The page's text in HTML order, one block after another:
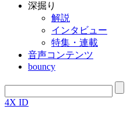
深掘り
解説
インタビュー
特集・連載
音声コンテンツ
bouncy
4X ID